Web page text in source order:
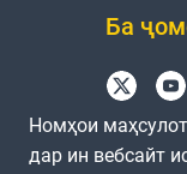
Ба
Номҳои
дар ин вебсайт